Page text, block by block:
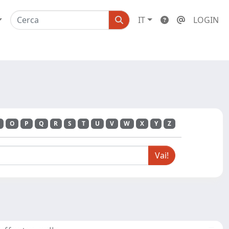
IT LOGIN
O P Q R S T U V W X Y Z